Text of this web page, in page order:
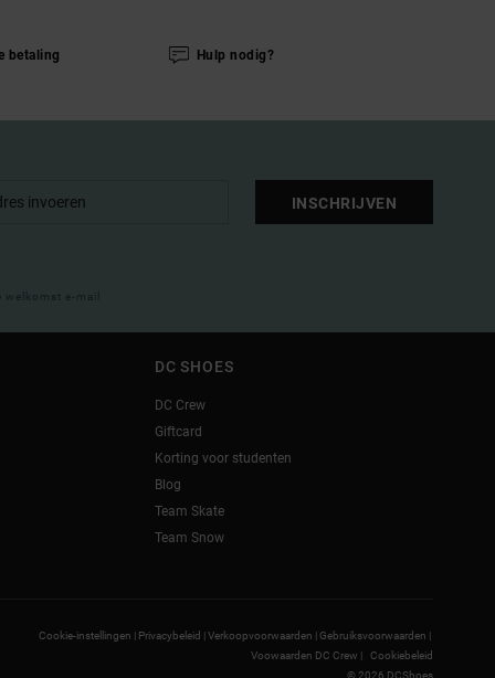
betaling Hulp nodig?
INSCHRIJVEN
e-mail
DC SHOES
DC Crew
Giftcard
Korting voor studenten
Blog
Team Skate
Team Snow
Cookie-instellingen | Privacybeleid |Verkoopvoorwaarden |Gebruiksvoorwaarden |
Voowaarden DC Crew |
Cookiebeleid
© 2026 DCShoes